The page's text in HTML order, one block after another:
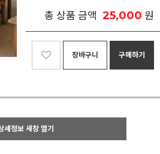
총 상품 금액 25,000 원
장바구니 구매하기
세정보 새창 열기